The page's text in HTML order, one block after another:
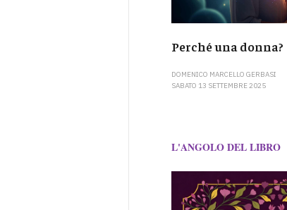
Perché una donna?
DOMENICO MARCELLO GERBASI
SABATO 13 SETTEMBRE 2025
L'ANGOLO DEL LIBRO